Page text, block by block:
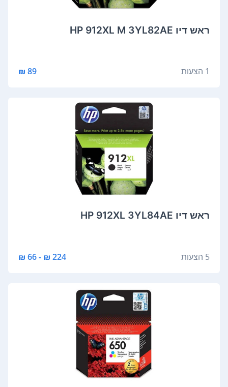
‏ראש דיו HP 912XL M 3YL82AE
1 הצעות 89 ₪
‏ראש דיו HP 912XL 3YL84AE
5 הצעות 224 ₪ - 66 ₪